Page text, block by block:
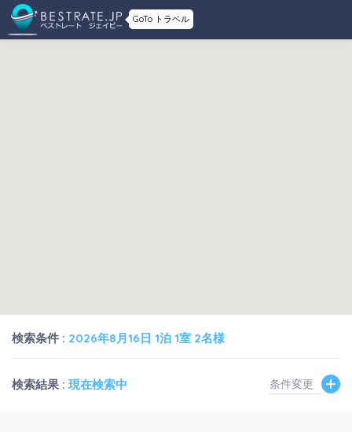
GoTo トラベル
検索条件 : 2026年8月16日 1泊 1室 2名様
検索結果 : 現在検索中 条件変更